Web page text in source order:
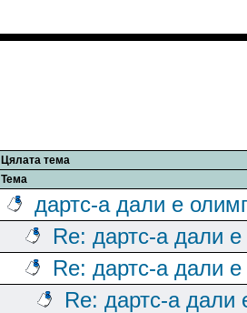
Цялата тема
Тема
дартс-а дали е
Re: дартс-а дали
Re: дартс-а дали
Re: дартс-а дали